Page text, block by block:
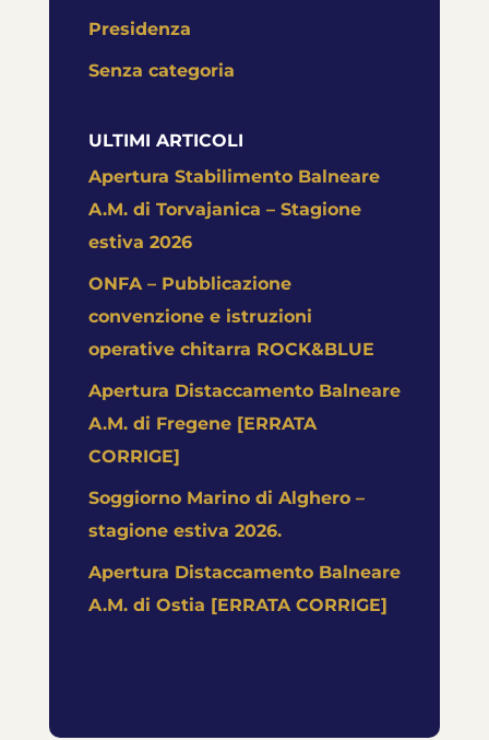
Presidenza
Senza categoria
ULTIMI ARTICOLI
Apertura Stabilimento Balneare
A.M. di Torvajanica – Stagione
estiva 2026
ONFA – Pubblicazione
convenzione e istruzioni
operative chitarra ROCK&BLUE
Apertura Distaccamento Balneare
A.M. di Fregene [ERRATA
CORRIGE]
Soggiorno Marino di Alghero –
stagione estiva 2026.
Apertura Distaccamento Balneare
A.M. di Ostia [ERRATA CORRIGE]